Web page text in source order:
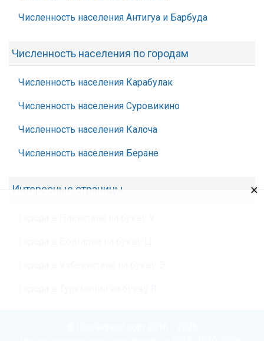
Численность населения Антигуа и Барбуда
Численность населения по городам
Численность населения Карабулак
Численность населения Суровикино
Численность населения Калоча
Численность населения Беране
Интересные страницы ×